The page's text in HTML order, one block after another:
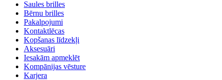
Saules brilles
Bērnu brilles
Pakalpojumi
Kontaktlēcas
Kopšanas līdzekļi
Aksesuāri
Iesakām apmeklēt
Kompānijas vēsture
Karjera